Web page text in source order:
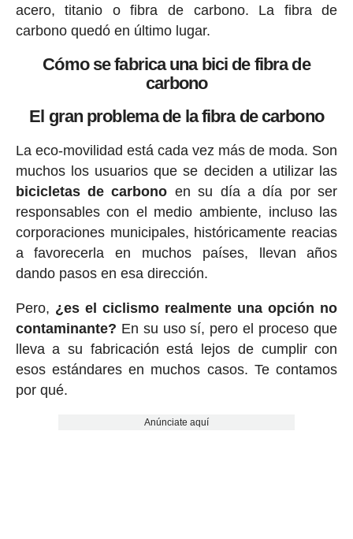
acero, titanio o fibra de carbono. La fibra de
carbono quedó en último lugar.
Cómo se fabrica una bici de fibra de
carbono
El gran problema de la fibra de carbono
La eco-movilidad está cada vez más de moda. Son
muchos los usuarios que se deciden a utilizar las
bicicletas de carbono en su día a día por ser
responsables con el medio ambiente, incluso las
corporaciones municipales, históricamente reacias
a favorecerla en muchos países, llevan años
dando pasos en esa dirección.
Pero, ¿es el ciclismo realmente una opción no
contaminante? En su uso sí, pero el proceso que
lleva a su fabricación está lejos de cumplir con
esos estándares en muchos casos. Te contamos
por qué.
Anúnciate aquí